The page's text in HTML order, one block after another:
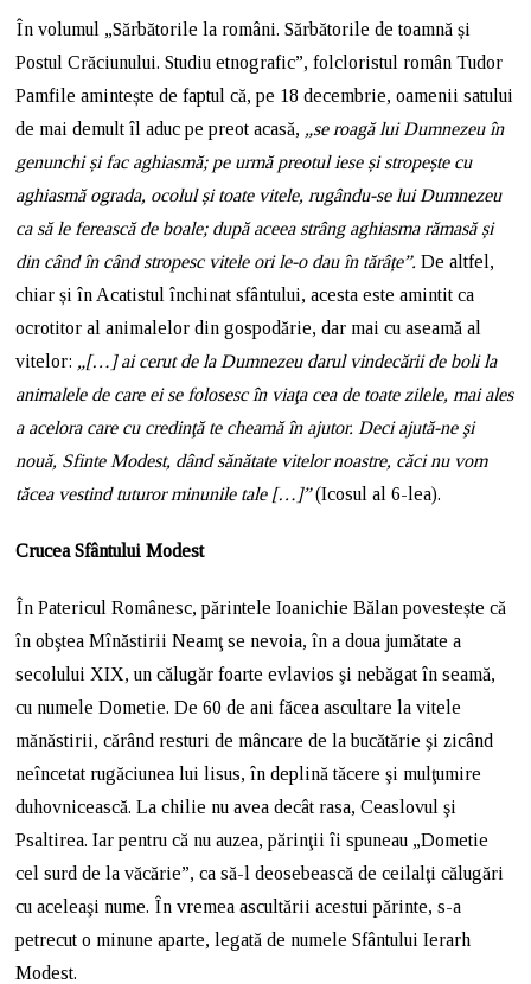
În volumul „Sărbătorile la români. Sărbătorile de toamnă și
Postul Crăciunului. Studiu etnografic”, folcloristul român Tudor
Pamfile amintește de faptul că, pe 18 decembrie, oamenii satului
de mai demult îl aduc pe preot acasă, „se roagă lui Dumnezeu în
genunchi și fac aghiasmă; pe urmă preotul iese și stropește cu
aghiasmă ograda, ocolul și toate vitele, rugându-se lui Dumnezeu
ca să le ferească de boale; după aceea strâng aghiasma rămasă și
din când în când stropesc vitele ori le-o dau în tărâțe”.De altfel,
chiar și în Acatistul închinat sfântului, acesta este amintit ca
ocrotitor al animalelor din gospodărie, dar mai cu aseamă al
vitelor: „[…] ai cerut de la Dumnezeu darul vindecării de boli la
animalele de care ei se folosesc în viaţa cea de toate zilele, mai ales
a acelora care cu credinţă te cheamă în ajutor. Deci ajută-ne şi
nouă, Sfinte Modest, dând sănătate vitelor noastre, căci nu vom
tăcea vestind tuturor minunile tale […]”(Icosul al 6-lea).
Crucea Sfântului Modest
În Patericul Românesc, părintele Ioanichie Bălan povestește că
în obştea Mînăstirii Neamţ se nevoia, în a doua jumătate a
secolului XIX, un călugăr foarte evlavios şi nebăgat în seamă,
cu numele Dometie. De 60 de ani făcea ascultare la vitele
mănăstirii, cărând resturi de mâncare de la bucătărie şi zicând
neîncetat rugăciunea lui lisus, în deplină tăcere şi mulţumire
duhovnicească. La chilie nu avea decât rasa, Ceaslovul şi
Psaltirea. Iar pentru că nu auzea, părinţii îi spuneau „Dometie
cel surd de la văcărie”, ca să-l deosebească de ceilalţi călugări
cu aceleaşi nume. În vremea ascultării acestui părinte, s-a
petrecut o minune aparte, legată de numele Sfântului Ierarh
Modest.